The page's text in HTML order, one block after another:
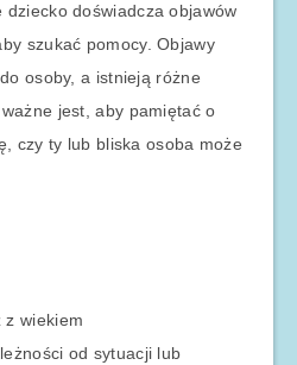
dziecko doświadcza objawów
szukać pomocy. Objawy
osoby, a istnieją różne
jest, aby pamiętać o
czy ty lub bliska osoba może
z wiekiem
od sytuacji lub